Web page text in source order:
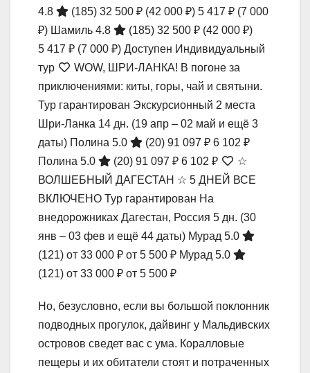
4.8
(185) 32 500 ₽ (42 000 ₽) 5 417 ₽ (7 000
₽) Шамиль 4.8 (185) 32 500 ₽ (42 000 ₽)
5 417 ₽ (7 000 ₽) Доступен Индивидуальный
тур
WOW, ШРИ-ЛАНКА! В погоне за
приключениями: киты, горы, чай и святыни.
Тур гарантирован Экскурсионный 2 места
Шри-Ланка 14 дн. (19 апр – 02 май и ещё 3
даты) Полина 5.0 (20) 91 097 ₽ 6 102 ₽
Полина 5.0
(20) 91 097 ₽ 6 102 ₽
☆
ВОЛШЕБНЫЙ ДАГЕСТАН ☆ 5 ДНЕЙ ВСЕ
ВКЛЮЧЕНО Тур гарантирован На
внедорожниках Дагестан, Россия 5 дн. (30
янв – 03 фев и ещё 44 даты) Мурад 5.0
(121) от 33 000 ₽ от 5 500 ₽ Мурад 5.0
(121) от 33 000 ₽ от 5 500 ₽
Но, безусловно, если вы большой поклонник
подводных прогулок, дайвинг у Мальдивских
островов сведет вас с ума. Коралловые
пещеры и их обитатели стоят и потраченных